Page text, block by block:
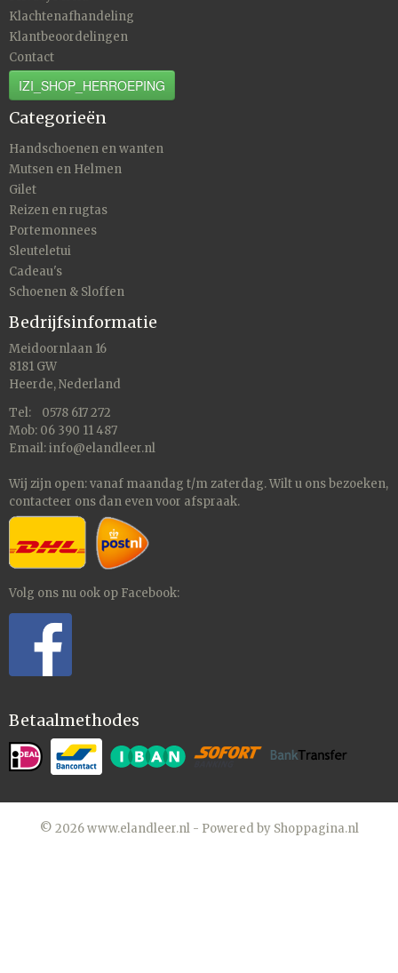
Klachtenafhandeling
Klantbeoordelingen
Contact
IZI_SHOP_HERROEPING
Categorieën
Handschoenen en wanten
Mutsen en Helmen
Gilet
Reizen en rugtas
Portemonnees
Sleuteletui
Cadeau's
Schoenen & Sloffen
Bedrijfsinformatie
Meidoornlaan 16
8181 GW
Heerde, Nederland
Tel: 0578 617 272
Mob: 06 390 11 487
Email:info@elandleer.nl
Wij zijn open: vanaf maandag t/m zaterdag. Wilt u ons bezoeken,
contacteer ons dan even voor afspraak.
Volg ons nu ook op Facebook:
Betaalmethodes
© 2026 www.elandleer.nl - Powered by Shoppagina.nl